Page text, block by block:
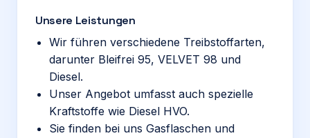
Unsere Leistungen
Wir führen verschiedene Treibstoffarten,
darunter Bleifrei 95, VELVET 98 und
Diesel.
Unser Angebot umfasst auch spezielle
Kraftstoffe wie Diesel HVO.
Sie finden bei uns Gasflaschen und